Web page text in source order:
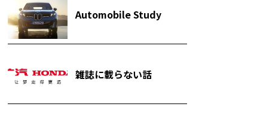
Automobile Study
雑誌に載らない話